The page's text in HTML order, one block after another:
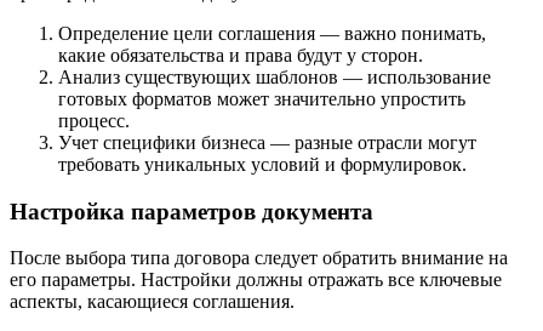
Определение цели соглашения — важно понимать,
какие обязательства и права будут у сторон.
Анализ существующих шаблонов — использование
готовых форматов может значительно упростить
процесс.
Учет специфики бизнеса — разные отрасли могут
требовать уникальных условий и формулировок.
Настройка параметров документа
После выбора типа договора следует обратить внимание на
его параметры. Настройки должны отражать все ключевые
аспекты, касающиеся соглашения.